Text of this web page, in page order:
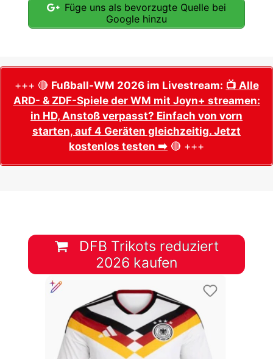
Füge uns als bevorzugte Quelle bei
Google hinzu
+++ 🔴 Fußball-WM 2026 im Livestream: 📺 Alle
ARD- & ZDF-Spiele der WM mit Joyn+ streamen:
in HD, Anstoß verpasst? Einfach von vorn
starten, auf 4 Geräten gleichzeitig. Jetzt
kostenlos testen ➡️ 🔴 +++
DFB Trikots reduziert
2026 kaufen